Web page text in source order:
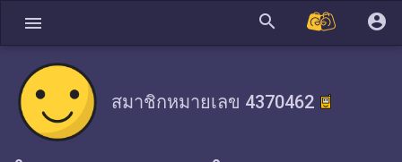
menu search account_circle
สมาชิกหมายเลข 4370462